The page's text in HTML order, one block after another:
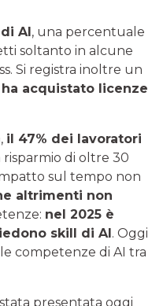
AI , una percentuale
soltanto in alcune
Si registra inoltre un
ha acquistato licenze
il 47% dei lavoratori
di oltre 30
sul tempo non
altrimenti non
nel 2025 è
skill di AI . Oggi
competenze di AI tra
presentata oggi